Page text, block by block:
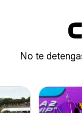
No te